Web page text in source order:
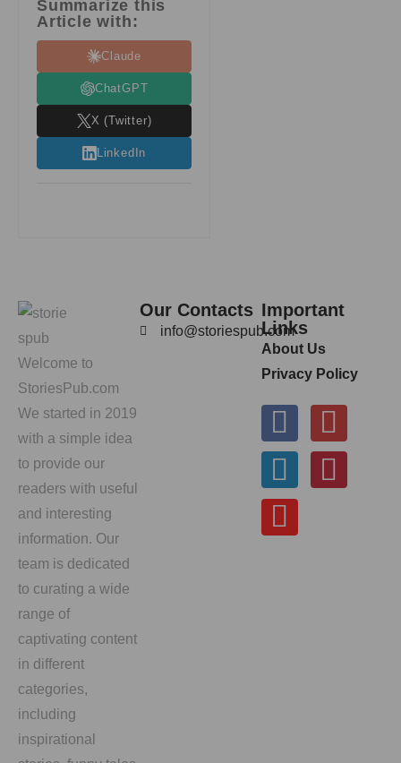
Summarize this
Article with:
Claude
ChatGPT
X (Twitter)
LinkedIn
Welcome to
StoriesPub.com
We started in 2019
with a simple idea
to provide our
readers with useful
and interesting
information. Our
team is dedicated
to curating a wide
range of
captivating content
in different
categories,
including
inspirational
Our Contacts
info@storiespub.com
Important
Links
About Us
Privacy Policy